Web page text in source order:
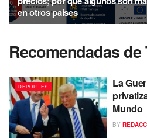
en otros países
Recomendadas de
DEPORTES
La
Mundo
BY